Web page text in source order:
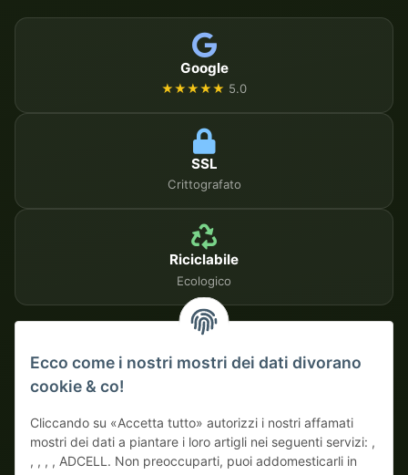
Google
★★★★★ 5.0
SSL
Crittografato
Riciclabile
Ecologico
Su fattura
Ecco come i nostri mostri dei dati divorano
cookie & co!
Cliccando su «Accetta tutto» autorizzi i nostri affamati
mostri dei dati a piantare i loro artigli nei seguenti servizi: ,
, , , , ADCELL. Non preoccuparti, puoi addomesticarli in